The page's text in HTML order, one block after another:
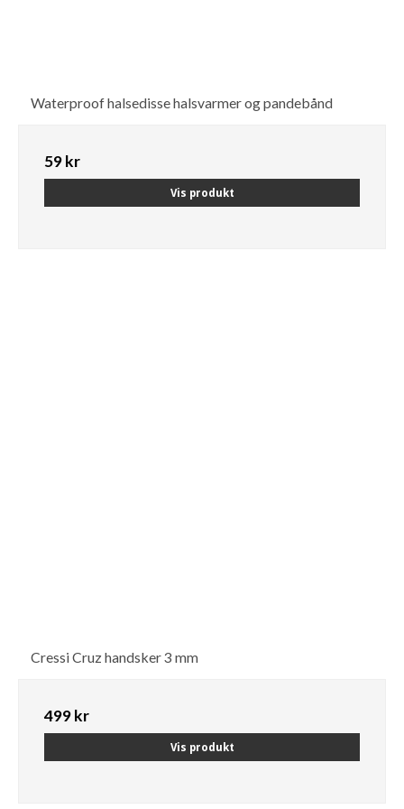
Waterproof halsedisse halsvarmer og pandebånd
59 kr
Vis produkt
Cressi Cruz handsker 3 mm
499 kr
Vis produkt